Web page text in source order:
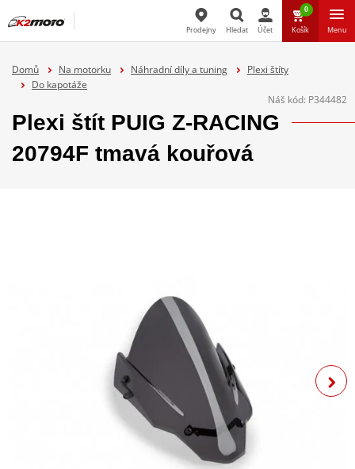
Prodejny Hledat Účet
0
Košík Menu
Domů Na motorku Náhradní díly a tuning
Plexi štíty
Do kapotáže
Náš kód: P344482
Plexi štít PUIG Z-RACING
20794F tmavá kouřová